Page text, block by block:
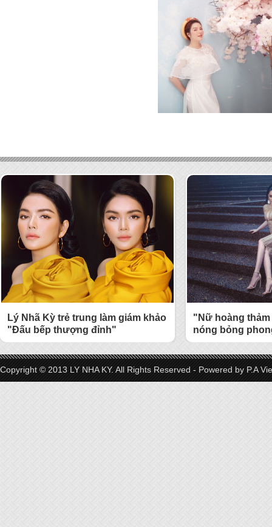
Lý Nhã Kỳ trẻ trung làm giám khảo
"Đấu bếp thượng đỉnh"
"Nữ hoàng
nóng bỏng
Copyright © 2013 LY NHA KY. All Rights Reserved - Powered by P.A